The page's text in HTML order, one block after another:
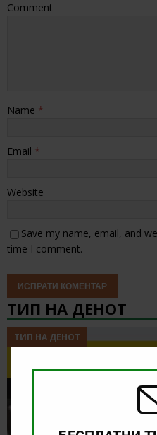
Comment
Name *
Email *
Website
Save my name, email, and
time I comment.
ТИП НА ДЕНОТ
ТИП НА ДЕНОТ